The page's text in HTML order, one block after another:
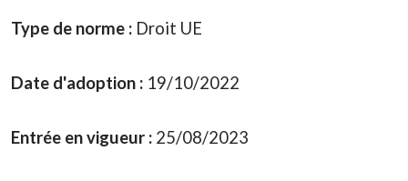
Type de norme : Droit UE
Date d'adoption : 19/10/2022
Entrée en vigueur : 25/08/2023